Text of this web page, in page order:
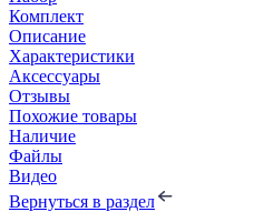
Комплект
Описание
Характеристики
Аксессуары
Отзывы
Похожие товары
Наличие
Файлы
Видео
Вернуться в раздел